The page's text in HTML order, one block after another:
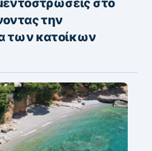
στο
την
των κατοίκων